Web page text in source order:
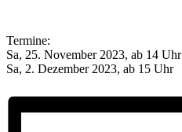
Termine:
Sa, 25. November 2023, ab 14 Uhr
Sa, 2. Dezember 2023, ab 15 Uhr